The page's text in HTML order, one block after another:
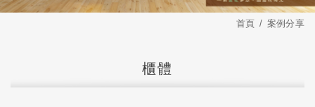
首頁 案例分享
櫃體